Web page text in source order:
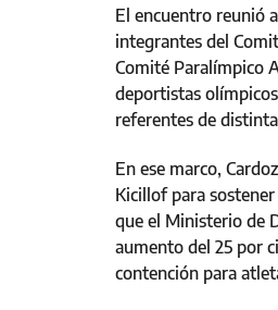
El encuentro reunió
integrantes del
Comité Paralímpico
deportistas
referentes de
En ese marco,
Kicillof para
que el Ministerio de
aumento del 25 por
contención para